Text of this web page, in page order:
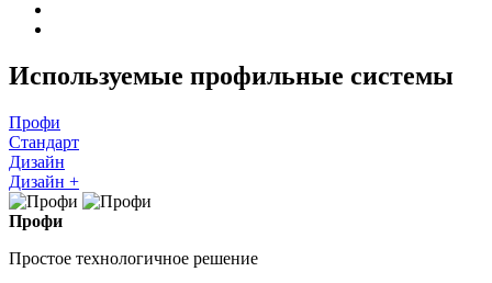
Используемые профильные системы
Профи
Стандарт
Дизайн
Дизайн +
Профи
Простое технологичное решение